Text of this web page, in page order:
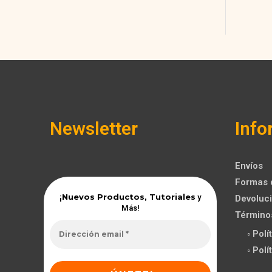
Newsletter
¡Nuevos Productos, Tutoriales y
Más!
Envíos
Formas
◦
◦